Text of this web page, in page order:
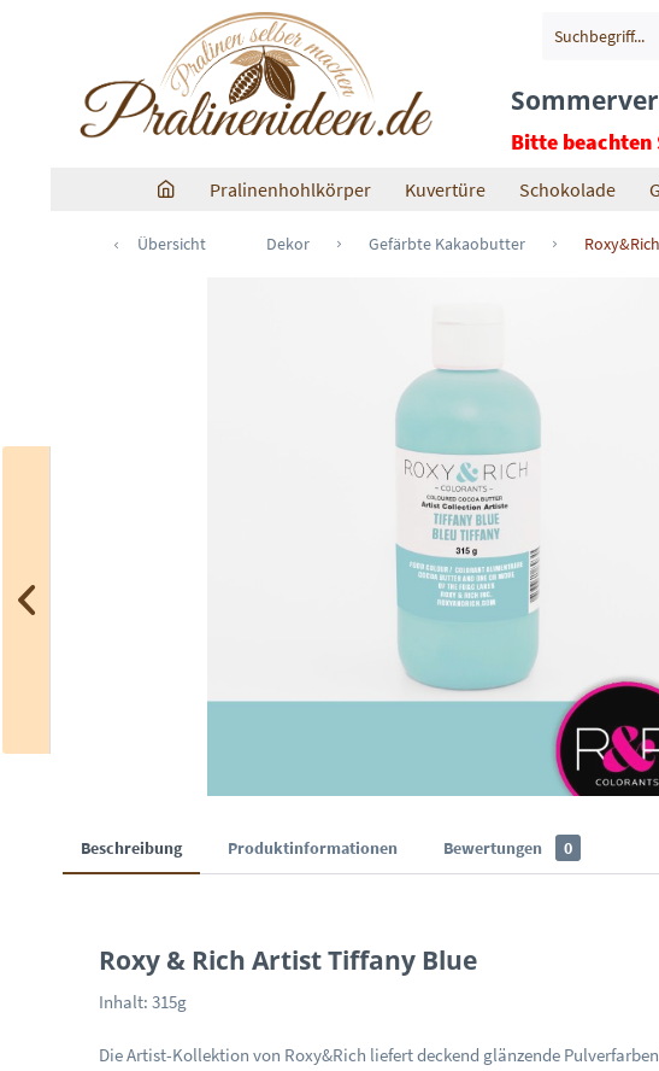
Bitte beachten
Pralinenhohlkörper Kuvertüre Schokolade
Übersicht Dekor Gefärbte Kakaobutter
Beschreibung Produktinformationen Bewertungen 0
Roxy & Rich Artist Tiffany Blue
Inhalt: 315g
Die Artist-Kollektion von Roxy&Rich liefert deckend glänzende